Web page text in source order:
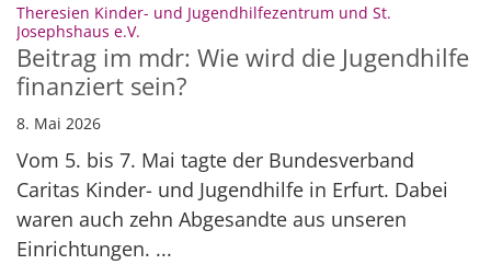
Theresien Kinder- und Jugendhilfezentrum und St.
Josephshaus e.V.
Beitrag im mdr: Wie wird die Jugendhilfe
finanziert sein?
8. Mai 2026
Vom 5. bis 7. Mai tagte der Bundesverband
Caritas Kinder- und Jugendhilfe in Erfurt. Dabei
waren auch zehn Abgesandte aus unseren
Einrichtungen. ...